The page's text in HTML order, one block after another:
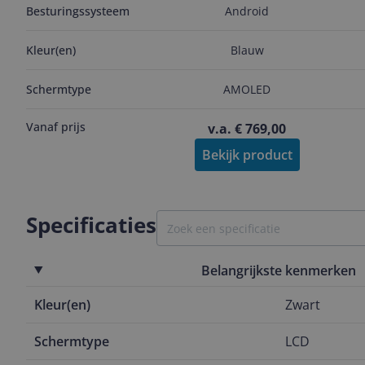
Besturingssysteem
Kleur(en)
Schermtype
Vanaf prijs
Android
Blauw
AMOLED
v.a. € 769,00
Bekijk product
Specificaties
Belangrijkste kenmerken
Kleur(en)
Zwart
Schermtype LCD